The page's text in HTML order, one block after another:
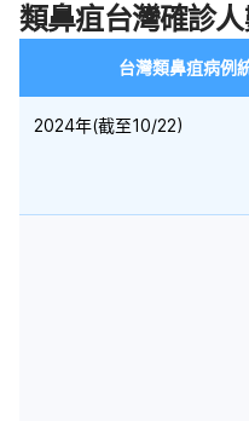
類鼻疽台灣確診
台灣類鼻疽病例
2024年(截至10/22)